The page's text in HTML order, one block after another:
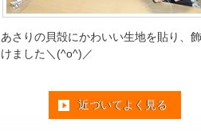
あさりの貝殻にかわいい生地を貼り、
けました＼(^o^)／
近づいてよく見る